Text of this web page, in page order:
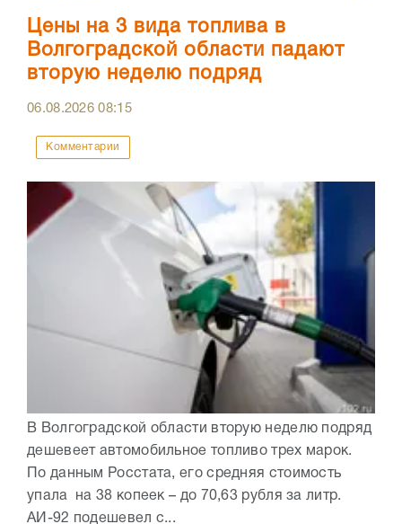
Цены на 3 вида топлива в
Волгоградской области падают
вторую неделю подряд
06.08.202608:15
Комментарии
В Волгоградской области вторую неделю подряд
дешевеет автомобильное топливо трех марок.
По данным Росстата, его средняя стоимость
упала на 38 копеек – до 70,63 рубля за литр.
АИ-92 подешевел с...